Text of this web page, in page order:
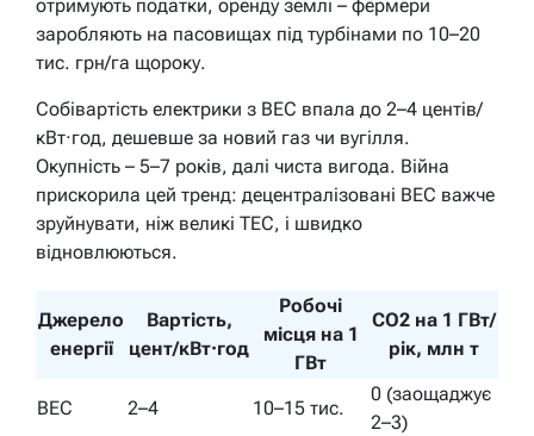
отримують податки, оренду землі – фермери
заробляють на пасовищах під турбінами по 10–20
тис. грн/га щороку.
Собівартість електрики з ВЕС впала до 2–4 центів/
кВт·год, дешевше за новий газ чи вугілля.
Окупність – 5–7 років, далі чиста вигода. Війна
прискорила цей тренд: децентралізовані ВЕС важче
зруйнувати, ніж великі ТЕС, і швидко
відновлюються.
Джерело
енергії
Вартість,
цент/кВт·год
Робочі
місця на 1
ГВт
CO2 на 1 ГВт/
рік, млн т
ВЕС 2–4 10–15 тис.
0 (заощаджує
2–3)